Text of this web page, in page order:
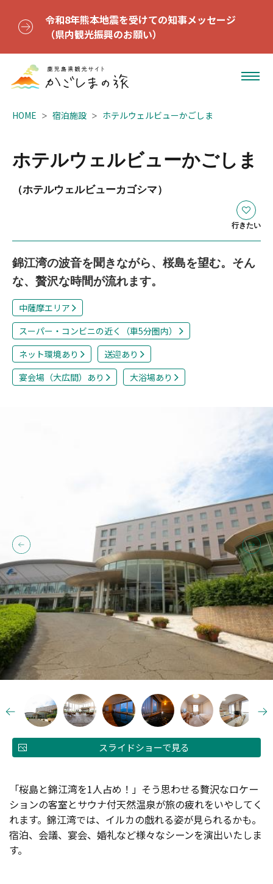
令和8年熊本地震を受けての知事メッセージ
（県内観光振興のお願い）
HOME 宿泊施設 ホテルウェルビューかごしま
ホテルウェルビューかごしま
（ホテルウェルビューカゴシマ）
行きたい
錦江湾の波音を聞きながら、桜島を望む。そん
な、贅沢な時間が流れます。
中薩摩エリア
スーパー・コンビニの近く（車5分圏内）
ネット環境あり
送迎あり
宴会場（大広間）あり
大浴場あり
スライドショーで見る
「桜島と錦江湾を1人占め！」そう思わせる贅沢なロケー
ションの客室とサウナ付天然温泉が旅の疲れをいやしてく
れます。錦江湾では、イルカの戯れる姿が見られるかも。
宿泊、会議、宴会、婚礼など様々なシーンを演出いたしま
す。